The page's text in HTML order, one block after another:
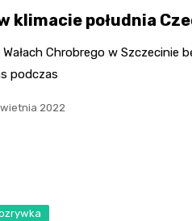
klimacie południa
Chrobrego w Szczecinie
podczas
2022